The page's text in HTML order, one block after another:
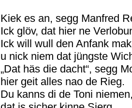
Kiek es an, segg Manfred
Ick glöv, dat hier ne
Ick will wull den Anfank
u nick niem dat jüngste
„Dat häs die dacht“, segg
hier geit alles nao de Rieg.
Du kanns di de Toni